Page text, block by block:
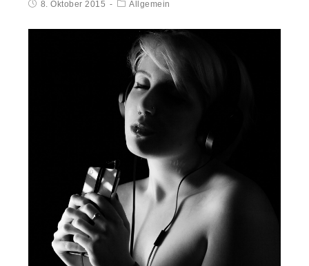
8. Oktober 2015 Allgemein